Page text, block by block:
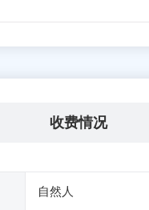
收费情况
自然人